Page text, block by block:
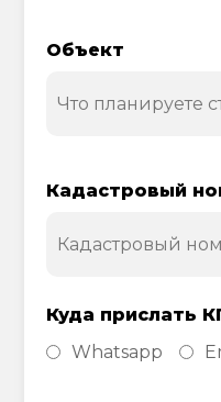
Объект
Кадастровый
Куда прислать
Whatsapp